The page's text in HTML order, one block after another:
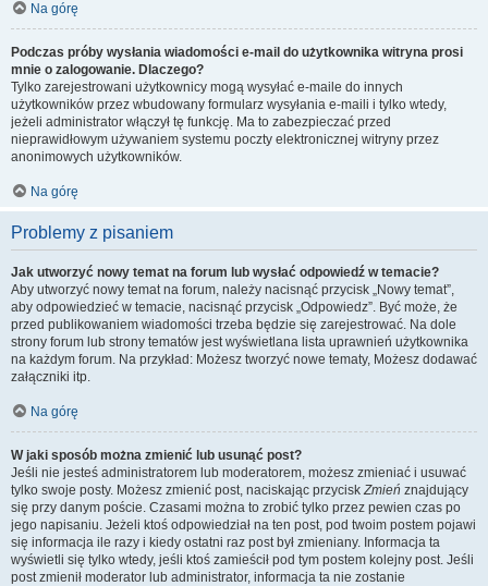
Na górę
Podczas próby wysłania wiadomości e-mail do użytkownika witryna prosi
mnie o zalogowanie. Dlaczego?
Tylko zarejestrowani użytkownicy mogą wysyłać e-maile do innych
użytkowników przez wbudowany formularz wysyłania e-maili i tylko wtedy,
jeżeli administrator włączył tę funkcję. Ma to zabezpieczać przed
nieprawidłowym używaniem systemu poczty elektronicznej witryny przez
anonimowych użytkowników.
Na górę
Problemy z pisaniem
Jak utworzyć nowy temat na forum lub wysłać odpowiedź w temacie?
Aby utworzyć nowy temat na forum, należy nacisnąć przycisk „Nowy temat”,
aby odpowiedzieć w temacie, nacisnąć przycisk „Odpowiedz”. Być może, że
przed publikowaniem wiadomości trzeba będzie się zarejestrować. Na dole
strony forum lub strony tematów jest wyświetlana lista uprawnień użytkownika
na każdym forum. Na przykład: Możesz tworzyć nowe tematy, Możesz dodawać
załączniki itp.
Na górę
W jaki sposób można zmienić lub usunąć post?
Jeśli nie jesteś administratorem lub moderatorem, możesz zmieniać i usuwać
tylko swoje posty. Możesz zmienić post, naciskając przyciskZmień znajdujący
się przy danym poście. Czasami można to zrobić tylko przez pewien czas po
jego napisaniu. Jeżeli ktoś odpowiedział na ten post, pod twoim postem pojawi
się informacja ile razy i kiedy ostatni raz post był zmieniany. Informacja ta
wyświetli się tylko wtedy, jeśli ktoś zamieścił pod tym postem kolejny post. Jeśli
post zmienił moderator lub administrator, informacja ta nie zostanie